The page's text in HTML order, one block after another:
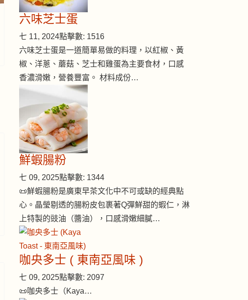
六味芝士蛋
七 11, 2024點擊數: 1516
六味芝士蛋是一道簡單易做的料理，以紅椒、黃
椒、洋蔥、蘑菇、芝士和雞蛋為主要食材，口感
香濃滑嫩，營養豐富。 材料成份…
鮮蝦腸粉
七 09, 2025點擊數: 1344
📜鮮蝦腸粉是廣東早茶文化中不可或缺的經典點
心。晶瑩剔透的腸粉皮包裹著Q彈鮮甜的蝦仁，淋
上特製的豉油（醬油），口感滑嫩細膩…
咖央多士 ( 東南亞風味 )
七 09, 2025點擊數: 2097
📜咖央多士（Kaya…